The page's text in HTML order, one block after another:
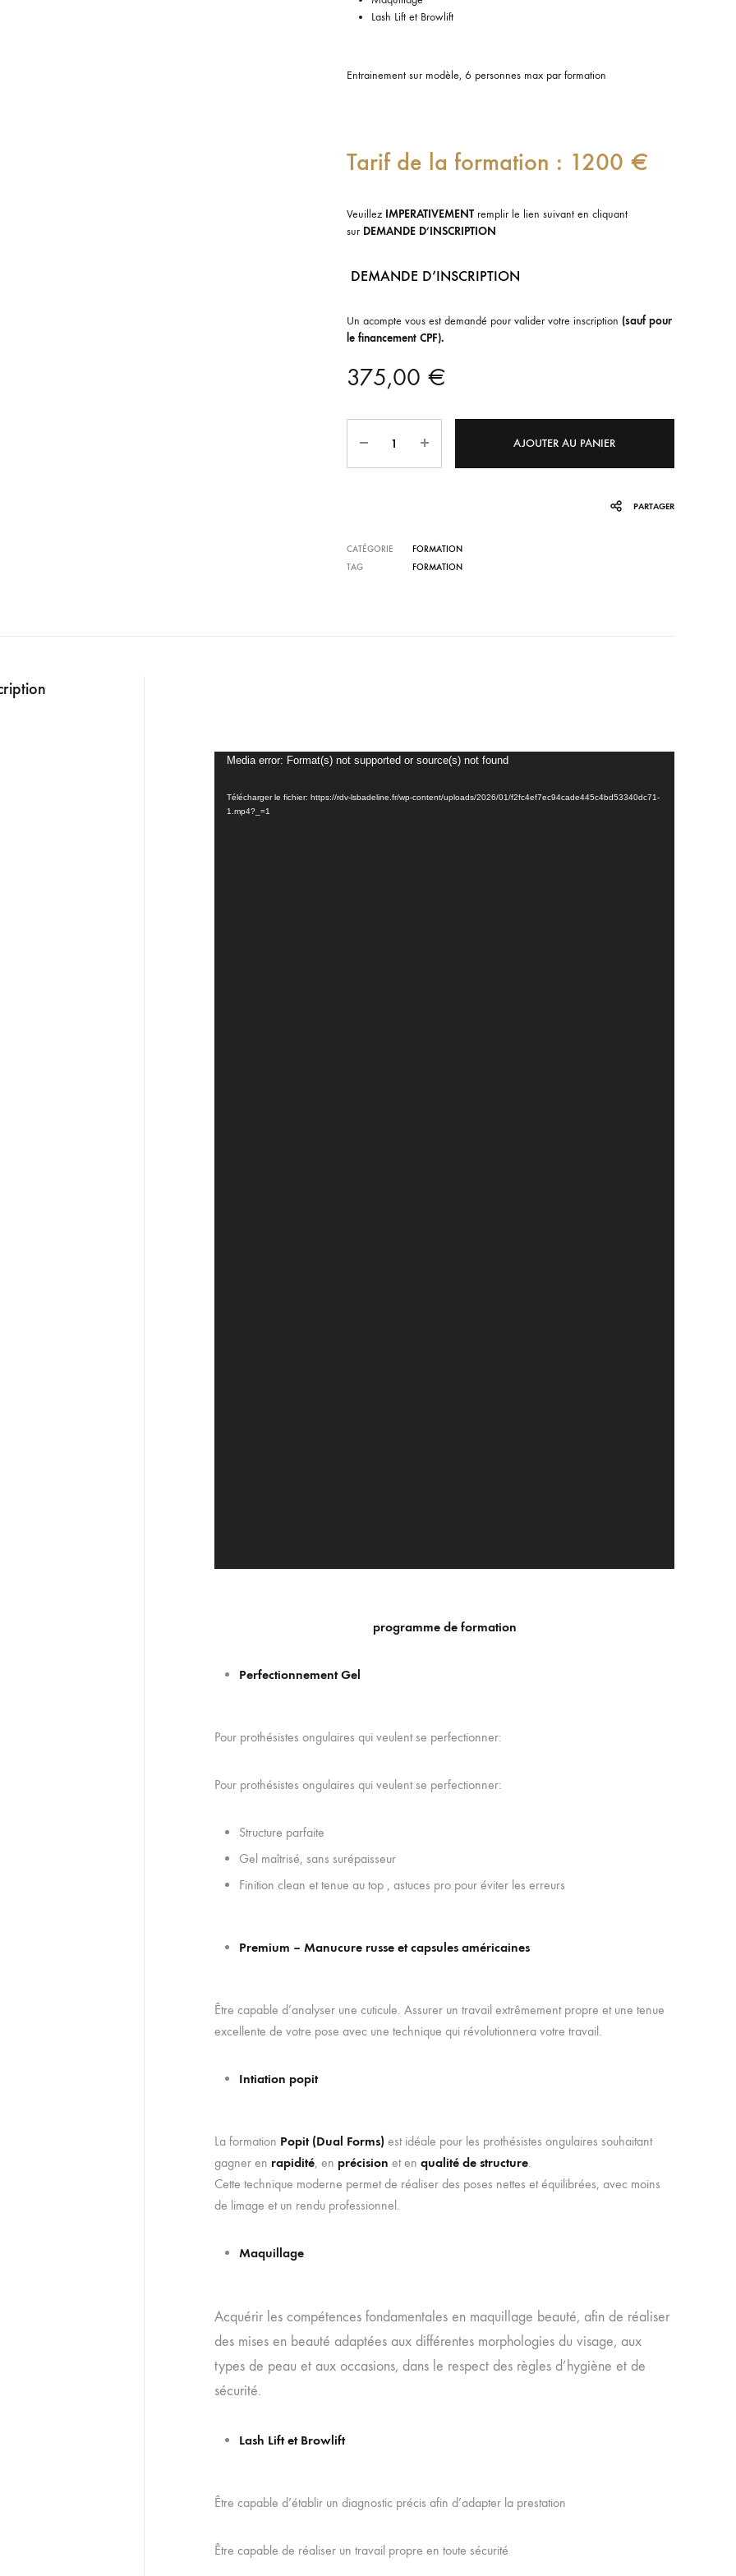
Lash Lift et Browlift
Entrainement sur modèle, 6 personnes max par formation
Tarif de la formation : 1200 €
Veuillez IMPERATIVEMENTremplir le lien suivant en cliquant
sur DEMANDE D’INSCRIPTION
DEMANDE D’INSCRIPTION
Un acompte vous est demandé pour valider votre inscription (sauf pour
le financement CPF).
375,00 €
AJOUTER AU PANIER
PARTAGER
CATÉGORIE
FORMATION
TAG
FORMATION
Media error: Format(s) not supported or source(s) not found
Télécharger le fichier: https://rdv-lsbadeline.fr/wp-content/uploads/2026/01/f2fc4ef7ec94cade445c4bd53340dc71-
1.mp4?_=1
programme de formation
Perfectionnement Gel
Pour prothésistes ongulaires qui veulent se perfectionner:
Pour prothésistes ongulaires qui veulent se perfectionner:
Structure parfaite
Gel maîtrisé, sans surépaisseur
Finition clean et tenue au top , astuces pro pour éviter les erreurs
Premium – Manucure russe et capsules américaines
Être capable d’analyser une cuticule. Assurer un travail extrêmement propre et une tenue
excellente de votre pose avec une technique qui révolutionnera votre travail.
Intiation popit
La formation Popit (Dual Forms) est idéale pour les prothésistes ongulaires souhaitant
gagner en rapidité, en précision et enqualité de structure.
Cette technique moderne permet de réaliser des poses nettes et équilibrées, avec moins
de limage et un rendu professionnel.
Maquillage
Acquérir les compétences fondamentales en maquillage beauté, afin de réaliser
des mises en beauté adaptées aux différentes morphologies du visage, aux
types de peau et aux occasions, dans le respect des règles d’hygiène et de
sécurité.
Lash Lift et Browlift
Être capable d’établir un diagnostic précis afin d’adapter la prestation
Être capable de réaliser un travail propre en toute sécurité